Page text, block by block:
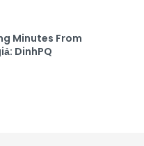
Minutes From
DinhPQ